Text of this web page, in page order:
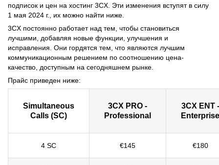
подписок и цен на хостинг 3CX. Эти изменения вступят в силу
1 мая 2024 г., их можно найти ниже.
3CX постоянно работает над тем, чтобы становиться
лучшими, добавляя новые функции, улучшения и
исправления. Они гордятся тем, что являются лучшим
коммуникационным решением по соотношению цена-
качество, доступным на сегодняшнем рынке.
Прайс приведен ниже:
Simultaneous
Calls (SC)
3CX PRO -
Professional
3CX ENT -
Enterprise
4 SC €145 €180